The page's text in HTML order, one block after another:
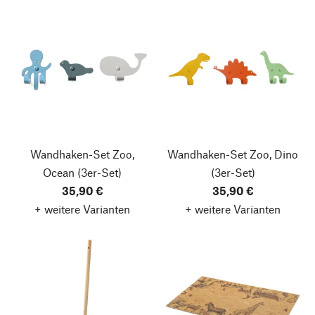
Wandhaken-Set Zoo,
Ocean (3er-Set)
35,90 €
+ weitere Varianten
Wandhaken-Set Zoo, Dino
(3er-Set)
35,90 €
+ weitere Varianten